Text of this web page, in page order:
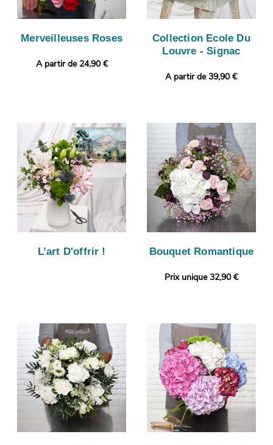
Merveilleuses Roses
A partir de 24,90 €
Collection Ecole Du
Louvre - Signac
A partir de 39,90 €
L’art D'offrir ! Bouquet Romantique
Prix unique 32,90 €